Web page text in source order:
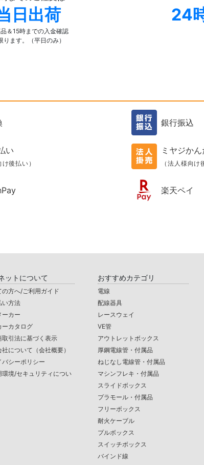
日出荷
＆15時までの入金確認
ります。（平日のみ）
24
銀行振込
い
け後払い）
ミヤジか
（法人様向け
楽天ペイ
ットについて
の方へ/ご利用ガイド
い方法
ーカー
ーカタログ
取引法に基づく表示
について（会社概要）
バシーポリシー
環境/セキュリティについ
おすすめカテゴリ
電線
配線器具
レースウェイ
VE管
アウトレットボックス
厚鋼電線管・付属品
ねじなし電線管・付属品
マシンフレキ・付属品
スライドボックス
プラモール・付属品
フリーボックス
耐火ケーブル
プルボックス
スイッチボックス
バインド線